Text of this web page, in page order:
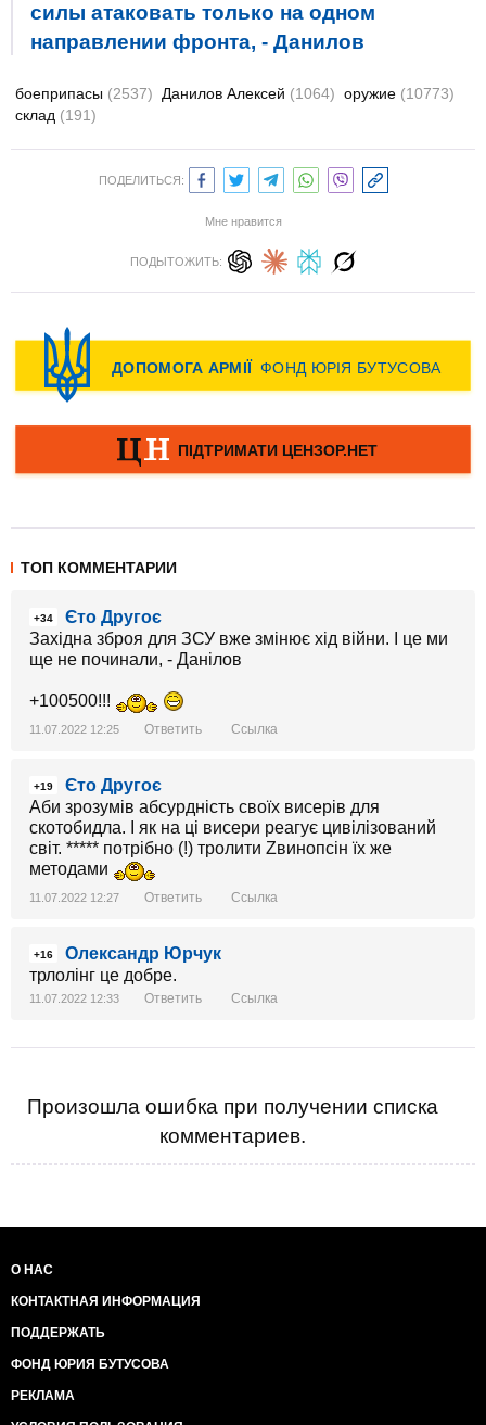
силы атаковать только на одном
направлении фронта, - Данилов
боеприпасы (2537) Данилов Алексей (1064) оружие (10773)
склад (191)
ПОДЕЛИТЬСЯ:
Мне нравится
ПОДЫТОЖИТЬ:
ТОП КОММЕНТАРИИ
+34
Єто Другоє
Західна зброя для ЗСУ вже змінює хід війни. І це ми
ще не починали, - Данілов
+100500!!!
11.07.2022 12:25 Ответить Ссылка
+19
Єто Другоє
Аби зрозумів абсурдність своїх висерів для
скотобидла. І як на ці висери реагує цивілізований
світ. ***** потрібно (!) тролити Zвинопсін їх же
методами
11.07.2022 12:27 Ответить Ссылка
+16
Олександр Юрчук
трлолінг це добре.
11.07.2022 12:33 Ответить Ссылка
Произошла ошибка при получении списка
комментариев.
О НАС
КОНТАКТНАЯ ИНФОРМАЦИЯ
ПОДДЕРЖАТЬ
ФОНД ЮРИЯ БУТУСОВА
РЕКЛАМА